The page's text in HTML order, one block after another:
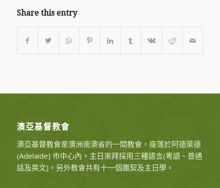
Share this entry
澳亞基督教會
澳亞基督教會是澳洲南澳省的一間教會，座落於阿德萊德
(Adelaide) 市中心內。主日祟拜採用三種語言(粵語、普通
話及英文)。另外教會共有十一個團契及主日學。